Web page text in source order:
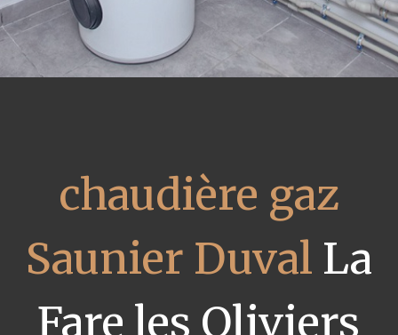
chaudière gaz
Saunier Duval La
Fare les Oliviers